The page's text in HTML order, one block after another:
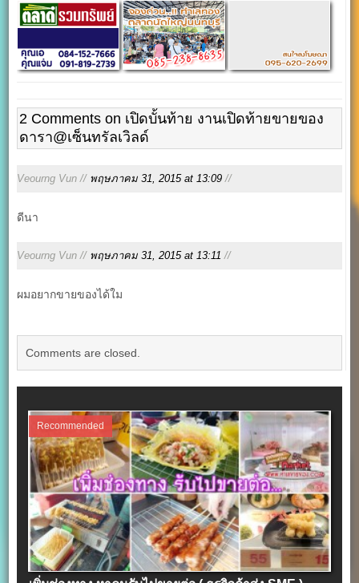
2 Comments on เปิดบั้นท้าย งานเปิดท้ายขายของ
ดารา@เซ็นทรัลเวิลด์
Veourng Vun // พฤษภาคม 31, 2015 at 13:09 //
ดีนา
Veourng Vun // พฤษภาคม 31, 2015 at 13:11 //
ผมอยากขายของได้ใม
Comments are closed.
Recommended